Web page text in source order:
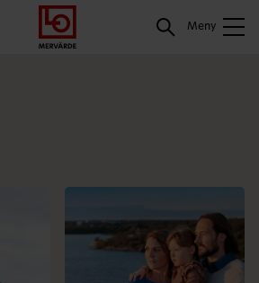
Gå
till
meny
Logga
in
Hoppa
till
innehåll
Meny
Sök